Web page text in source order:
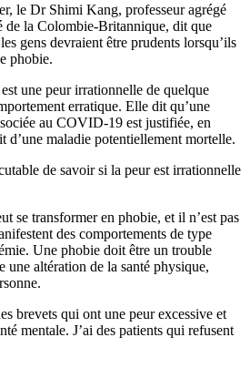
le Dr Shimi Kang, professeur agrégé
de la Colombie-Britannique, dit que
gens devraient être prudents lorsqu’ils
phobie.
une peur irrationnelle de quelque
erratique. Elle dit qu’une
au COVID-19 est justifiée, en
d’une maladie potentiellement mortelle.
de savoir si la peur est irrationnelle
se transformer en phobie, et il n’est pas
des comportements de type
Une phobie doit être un trouble
altération de la santé physique,
brevets qui ont une peur excessive et
mentale. J’ai des patients qui refusent